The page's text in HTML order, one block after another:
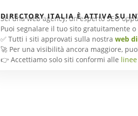
DIRECTORY ITALIA È ATTIVA SU
Sei una web agency, un esperto SEO
Puoi segnalare il tuo sito gratuitamente
✅ Tutti i siti approvati sulla nostra web
🚀 Per una visibilità ancora maggiore,
👉 Accettiamo solo siti conformi alle